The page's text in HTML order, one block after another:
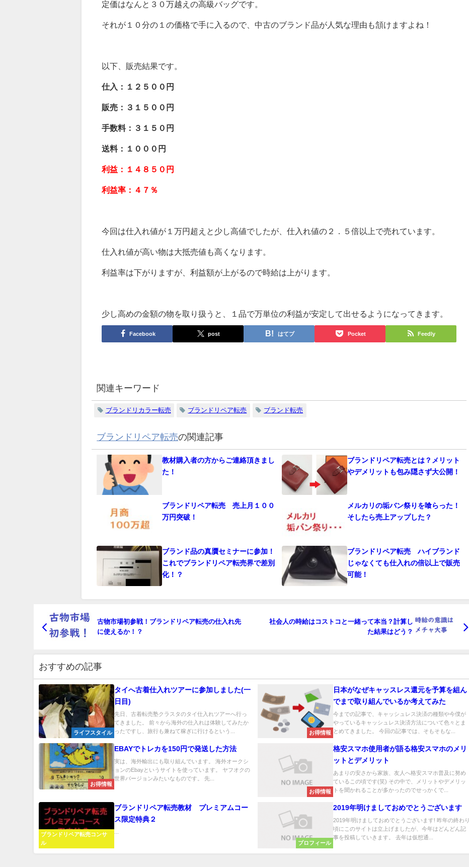
定価はなんと３０万越えの高級バッグです。
それが１０分の１の価格で手に入るので、中古のブランド品が人気な理由も頷けますよね！
以下、販売結果です。
仕入：１２５ ００円
販売：３１５００円
手数料：３１５０円
送料：１０００円
利益：１４８５０円
利益率：４７％
今回は仕入れ値が１万円超えと少し高値でしたが、仕入れ値の２．５倍以上で売れています。
仕入れ値が高い物は大抵売値も高くなります。
利益率は下がりますが、利益額が上がるので時給は上がります。
少し高めの金額の物を取り扱うと、１品で万単位の利益が安定して出せるようになってきます。
Facebook post はてブ Pocket Feedly
関連キーワード
ブランドリカラー転売 ブランドリペア転売 ブランド転売
ブランドリペア転売の関連記事
教材購入者の方からご連絡頂きまし
た！
ブランドリペア転売とは？メリット
やデメリットも包み隠さず大公開！
ブランドリペア転売 売上月１００
万円突破！
メルカリの垢バン祭りを喰らった！
そしたら売上アップした？
ブランド品の真贋セミナーに参加！
これでブランドリペア転売界で差別
化！？
ブランドリペア転売 ハイブランド
じゃなくても仕入れの倍以上で販売
可能！
古物市場初参戦！ブランドリペア転売の仕入れ先
に使えるか！？
社会人の時給はコストコと一緒って本当？計算し
た結果はどう？
おすすめの記事
ライフスタイル
タイへ古着仕入れツアーに参加しました(一
日目)
先日、古着転売塾クラスタのタイ仕入れツアーへ行っ
てきました。 前々から海外の仕入れは体験してみたか
ったですし、旅行も兼ねて稼ぎに行けるという...
お得情報
日本がなぜキャッスレス還元を予算を組ん
でまで取り組んでいるか考えてみた
今までの記事で、キャッシュレス決済の種類や今僕が
やっているキャッシュレス決済方法について色々とま
とめてきました。 今回の記事では、そもそもな...
お得情報
EBAYでトレカを150円で発送した方法
実は、海外輸出にも取り組んでいます。 海外オークシ
ョンのEbayというサイトを使っています。 ヤフオクの
世界バージョンみたいなものです。 先...
お得情報
格安スマホ使用者が語る格安スマホのメリ
ットとデメリット
あまりの安さから家族、友人へ格安スマホ普及に努め
ているこの頃です(笑) その中で、メリットやデメリッ
トを聞かれることが多かったのでせっかくで...
ブランドリペア転売コンサ
ル
ブランドリペア転売教材 プレミアムコー
ス限定特典２
プロフィール
2019年明けましておめでとうございます
2019年明けましておめでとうございます! 昨年の終わり
頃にこのサイトは立上げましたが、今年はどんどん記
事を投稿していきます。 去年は仮想通...